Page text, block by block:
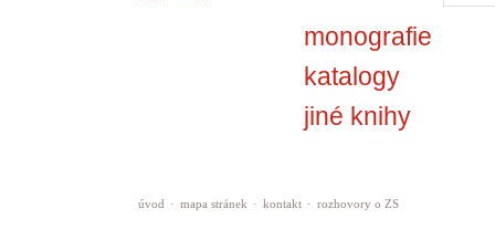
monografie
katalogy
jiné knihy
úvod · mapa stránek · kontakt · rozhovory o ZS